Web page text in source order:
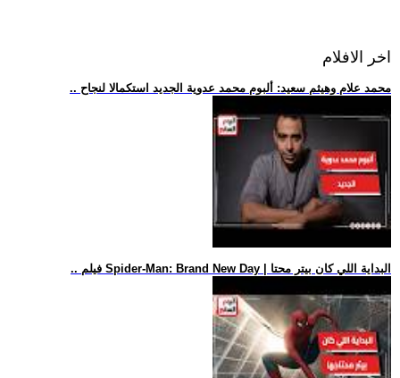
اخر الافلام
.. محمد علام وهيثم سعيد: ألبوم محمد عدوية الجديد استكمالا لنجاح
.. فيلم Spider-Man: Brand New Day | البداية اللي كان بيتر محتا